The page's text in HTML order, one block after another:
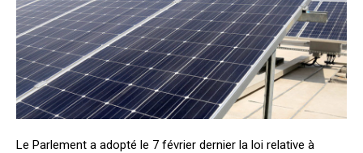
Le Parlement a adopté le 7 février dernier la loi relative à